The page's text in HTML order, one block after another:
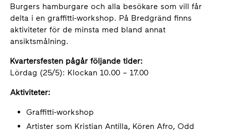
Burgers hamburgare och alla besökare som vill får
delta i en graffitti-workshop. På Bredgränd finns
aktiviteter för de minsta med bland annat
ansiktsmålning.
Kvartersfesten pågår följande tider:
Lördag (25/5): Klockan 10.00 – 17.00
Aktiviteter:
Graffitti-workshop
Artister som Kristian Antilla, Kören Afro, Odd